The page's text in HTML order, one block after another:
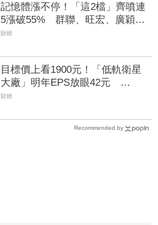
記憶體漲不停！「這2檔」齊噴連
5漲破55% 群聯、旺宏、廣穎、
宜鼎都漲停
財經
目標價上看1900元！「低軌衛星
大廠」明年EPS放眼42元
SpaceX衛星規格升級、併購案雙
財經
Recommended by